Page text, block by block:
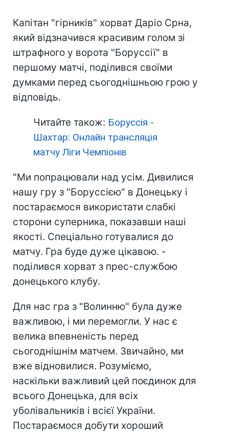
Капітан "гірників" хорват Даріо Срна,
який відзначився красивим голом зі
штрафного у ворота "Боруссії" в
першому матчі, поділився своїми
думками перед сьогоднішньою грою у
відповідь.
Читайте також: Боруссія -
Шахтар: Онлайн трансляція
матчу Ліги Чемпіонів
"Ми попрацювали над усім. Дивилися
нашу гру з "Боруссією" в Донецьку і
постараємося використати слабкі
сторони суперника, показавши наші
якості. Спеціально готувалися до
матчу. Гра буде дуже цікавою. -
поділився хорват з прес-службою
донецького клубу.
Для нас гра з "Волинню" була дуже
важливою, і ми перемогли. У нас є
велика впевненість перед
сьогоднішнім матчем. Звичайно, ми
вже відновилися. Розуміємо,
наскільки важливий цей поєдинок для
всього Донецька, для всіх
уболівальників і всієї України.
Постараємося добути хороший